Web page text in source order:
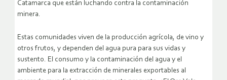
Catamarca que están luchando contra la contaminación
minera.
Estas comunidades viven de la producción agrícola, de vino y
otros frutos, y dependen del agua pura para sus vidas y
sustento. El consumo y la contaminación del agua y el
ambiente para la extracción de minerales exportables al